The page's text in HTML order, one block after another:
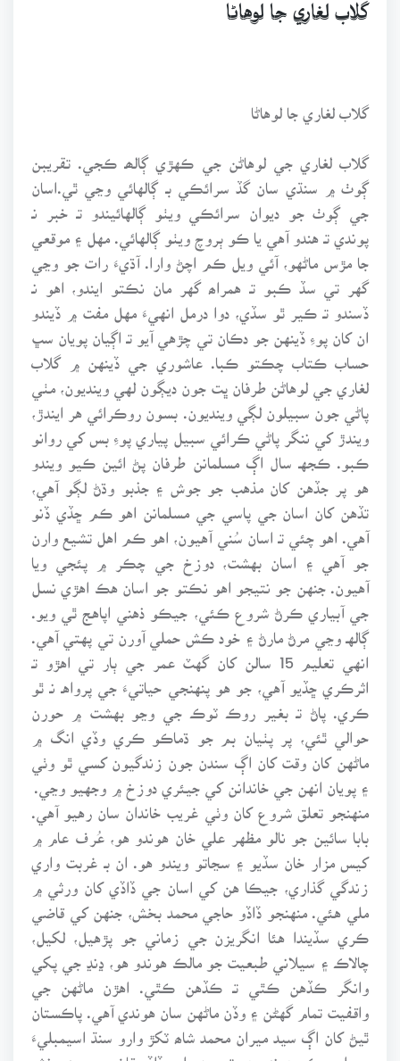
گلاب لغاري جا لوهاڻا
گلاب لغاري جا لوهاڻا
گلاب لغاري جي لوهاڻن جي ڪهڙي ڳالھـ ڪجي. تقريبن
ڳوٺ ۾ سنڌي سان گڏ سرائڪي بـ ڳالهائي وڃي ٿي.اسان
جي ڳوٺ جو ديوان سرائڪي ويٺو ڳالهائيندو تـ خبر نـ
پوندي تـ هندو آهي يا ڪو ٻروچ ويٺو ڳالهائي. مهل ۽ موقعي
جا مڙس ماڻهو، آئي ويل ڪم اچڻ وارا. آڌيءَ رات جو وڃي
گهر تي سڏ ڪبو تـ همراھ گهر مان نڪتو ايندو، اهو نـ
ڏسندو تـ ڪير ٿو سڏي، دوا درمل انهيءَ مهل مفت ۾ ڏيندو
ان کان پوءِ ڏينهن جو دڪان تي چڙهي آيو تـ اڳيان پويان سڀ
حساب ڪتاب چڪتو ڪبا. عاشوري جي ڏينهن ۾ گلاب
لغاري جي لوهاڻن طرفان ڀت جون ديڳون لهي وينديون، مٺي
پاڻي جون سبيلون لڳي وينديون. بسون روڪرائي هر ايندڙ،
ويندڙ کي ننگر پاڻي ڪرائي سبيل پياري پوءِ بس کي روانو
ڪبو. ڪجهـ سال اڳ مسلمانن طرفان پڻ ائين ڪيو ويندو
هو پر جڏهن کان مذهب جو جوش ۽ جذبو وڌڻ لڳو آهي،
تڏهن کان اسان جي پاسي جي مسلمانن اهو ڪم ڇڏي ڏنو
آهي. اهو چئي تـ اسان سُني آهيون، اهو ڪم اهل تشيع وارن
جو آهي ۽ اسان بهشت، دوزخ جي چڪر ۾ پئجي ويا
آهيون. جنهن جو نتيجو اهو نڪتو جو اسان هڪ اهڙي نسل
جي آبياري ڪرڻ شروع ڪئي، جيڪو ذهني اپاهج ٿي ويو.
ڳالهـ وڃي مرڻ مارڻ ۽ خود ڪش حملي آورن تي پهتي آهي.
انهي تعليم 15 سالن کان گهٽ عمر جي ٻار تي اهڙو تـ
اثرڪري ڇڏيو آهي، جو هو پنهنجي حياتيءَ جي پرواهـ نـ ٿو
ڪري. پاڻ تـ بغير روڪ ٽوڪ جي وڃو بهشت ۾ حورن
حوالي ٿئي، پر پٺيان بم جو ڌماڪو ڪري وڏي انگ ۾
ماڻهن کان وقت کان اڳ سندن جون زندگيون کسي ٿو وٺي
۽ پويان انهن جي خاندانن کي جيئري دوزخ ۾ وجهيو وڃي.
منهنجو تعلق شروع کان وٺي غريب خاندان سان رهيو آهي.
بابا سائين جو نالو مظهر علي خان هوندو هو، عُرف عام ۾
کيس مزار خان سڏيو ۽ سڃاتو ويندو هو. ان بـ غربت واري
زندگي گذاري، جيڪا هن کي اسان جي ڏاڏي کان ورثي ۾
ملي هئي. منهنجو ڏاڏو حاجي محمد بخش، جنهن کي قاضي
ڪري سڏيندا هئا انگريزن جي زماني جو پڙهيل، لکيل،
چالاڪ ۽ سيلاني طبعيت جو مالڪ هوندو هو، ڍنڍ جي پکي
وانگر ڪڏهن ڪٿي تـ ڪڏهن ڪٿي. اهڙن ماڻهن جي
واقفيت تمام گهڻن ۽ وڏن ماڻهن سان هوندي آهي. پاڪستان
ٿيڻ کان اڳ سيد ميران محمد شاھ ٽکڙ وارو سنڌ اسيمبليءَ
جو اسپيڪر هوندو هو تـ مون وارو ڏاڏو قاضي محمد بخش